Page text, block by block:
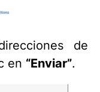
de
en “Enviar”.